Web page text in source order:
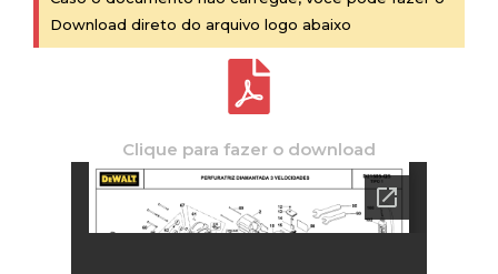
Download direto do arquivo logo abaixo
Clique para fazer o download